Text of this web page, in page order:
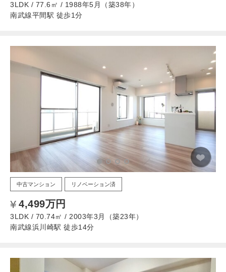
3LDK / 77.6㎡ / 1988年5月（築38年）
南武線平間駅 徒歩1分
中古マンション リノベーション済
4,499万円
3LDK / 70.74㎡ / 2003年3月（築23年）
南武線浜川崎駅 徒歩14分